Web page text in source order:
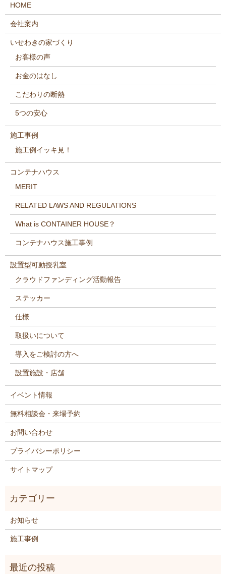
HOME
会社案内
いせわきの家づくり
お客様の声
お金のはなし
こだわりの断熱
5つの安心
施工事例
施工例イッキ見！
コンテナハウス
MERIT
RELATED LAWS AND REGULATIONS
What is CONTAINER HOUSE？
コンテナハウス施工事例
設置型可動授乳室
クラウドファンディング活動報告
ステッカー
仕様
取扱いについて
導入をご検討の方へ
設置施設・店舗
イベント情報
無料相談会・来場予約
お問い合わせ
プライバシーポリシー
サイトマップ
お知らせ
施工事例